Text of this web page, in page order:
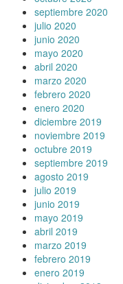
septiembre 2020
julio 2020
junio 2020
mayo 2020
abril 2020
marzo 2020
febrero 2020
enero 2020
diciembre 2019
noviembre 2019
octubre 2019
septiembre 2019
agosto 2019
julio 2019
junio 2019
mayo 2019
abril 2019
marzo 2019
febrero 2019
enero 2019